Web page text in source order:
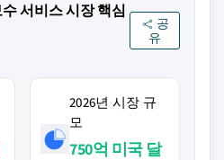
서비스 시장 핵심
공
유
2026년 시장 규
모
750억 미국 달